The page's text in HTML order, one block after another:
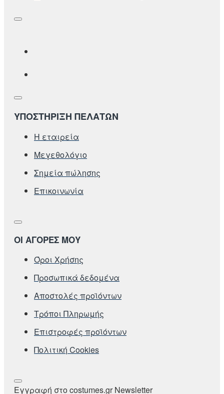
ΥΠΟΣΤΗΡΙΞΗ ΠΕΛΑΤΩΝ
Η εταιρεία
Μεγεθολόγιο
Σημεία πώλησης
Επικοινωνία
ΟΙ ΑΓΟΡΕΣ ΜΟΥ
Όροι Χρήσης
Προσωπικά δεδομένα
Αποστολές προϊόντων
Τρόποι Πληρωμής
Επιστροφές προϊόντων
Πολιτική Cookies
Εγγραφή στο costumes.gr Newsletter